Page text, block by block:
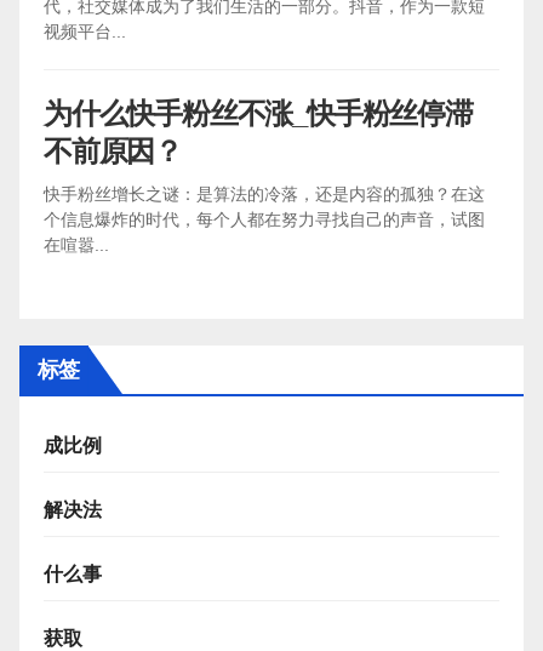
代，社交媒体成为了我们生活的一部分。抖音，作为一款短
视频平台...
为什么快手粉丝不涨_快手粉丝停滞
不前原因？
快手粉丝增长之谜：是算法的冷落，还是内容的孤独？在这
个信息爆炸的时代，每个人都在努力寻找自己的声音，试图
在喧嚣...
标签
成比例
解决法
什么事
获取